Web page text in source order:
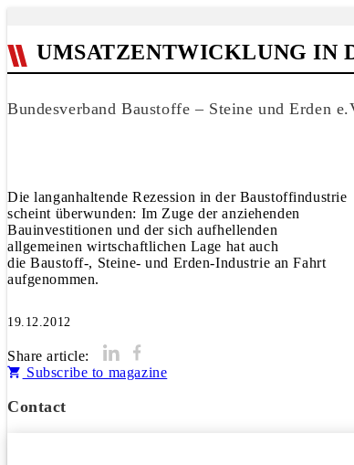
UMSATZENTWICKLUNG IN
Bundesverband Baustoffe – Steine und Erden
Die langanhaltende Rezession in der Baustoffindustrie
scheint überwunden: Im Zuge der anziehenden
Bauinvestitionen und der sich aufhellenden
allgemeinen wirtschaftlichen Lage hat auch
die Baustoff-, Steine- und Erden-Industrie an Fahrt
aufgenommen.
19.12.2012
Share article:
Subscribe to magazine
Contact